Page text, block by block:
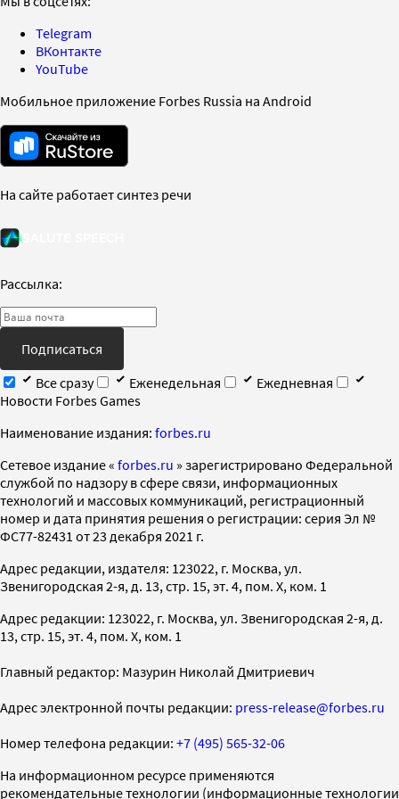
Telegram
ВКонтакте
YouTube
Мобильное приложение Forbes Russia на Android
На сайте работает синтез речи
Рассылка:
Подписаться
Все сразу
Еженедельная
Ежедневная
Новости Forbes Games
Наименование издания: forbes.ru
Cетевое издание « forbes.ru » зарегистрировано Федеральной
службой по надзору в сфере связи, информационных
технологий и массовых коммуникаций, регистрационный
номер и дата принятия решения о регистрации: серия Эл №
ФС77-82431 от 23 декабря 2021 г.
Адрес редакции, издателя: 123022, г. Москва, ул.
Звенигородская 2-я, д. 13, стр. 15, эт. 4, пом. X, ком. 1
Адрес редакции: 123022, г. Москва, ул. Звенигородская 2-я, д.
13, стр. 15, эт. 4, пом. X, ком. 1
Главный редактор: Мазурин Николай Дмитриевич
Адрес электронной почты редакции: press-release@forbes.ru
Номер телефона редакции: +7 (495) 565-32-06
На информационном ресурсе применяются
рекомендательные технологии (информационные технологии